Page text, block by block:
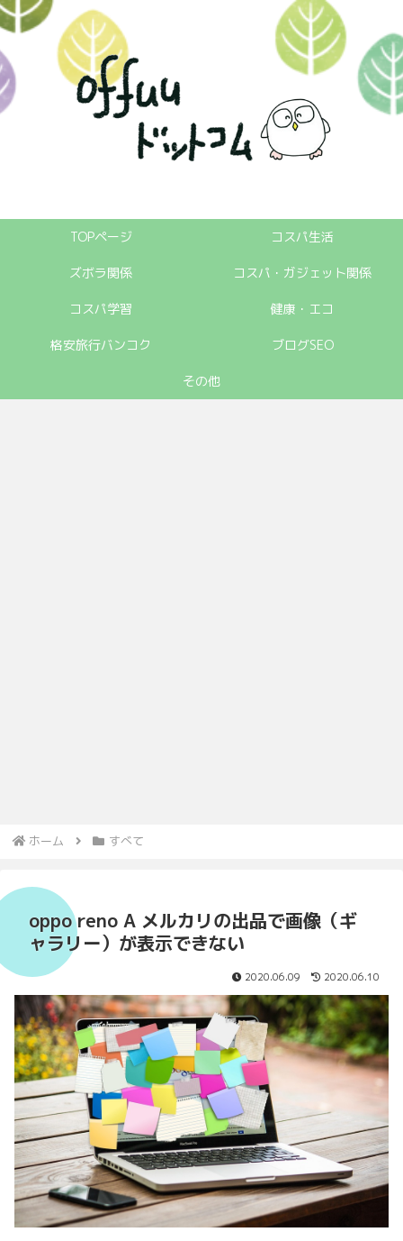
TOPページ コスパ生活
ズボラ関係 コスパ・ガジェット関係
コスパ学習 健康・エコ
格安旅行バンコク ブログSEO
その他
ホーム すべて
oppo reno A メルカリの出品で画像（ギ
ャラリー）が表示できない
2020.06.09 2020.06.10